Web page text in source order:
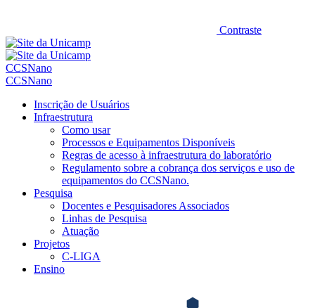
Contraste
CCSNano
CCSNano
Inscrição de Usuários
Infraestrutura
Como usar
Processos e Equipamentos Disponíveis
Regras de acesso à infraestrutura do laboratório
Regulamento sobre a cobrança dos serviços e uso de
equipamentos do CCSNano.
Pesquisa
Docentes e Pesquisadores Associados
Linhas de Pesquisa
Atuação
Projetos
C-LIGA
Ensino